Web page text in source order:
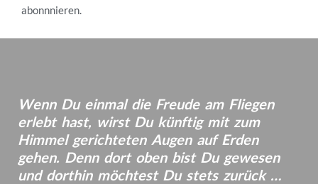
abonnnieren.
Wenn Du einmal die Freude am Fliegen
erlebt hast, wirst Du künftig mit zum
Himmel gerichteten Augen auf Erden
gehen. Denn dort oben bist Du gewesen
und dorthin möchtest Du stets zurück …